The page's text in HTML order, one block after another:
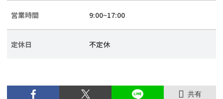
営業時間 9:00~17:00
定休日 不定休
共有